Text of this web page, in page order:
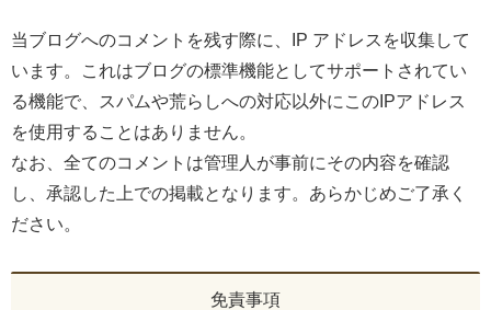
当ブログへのコメントを残す際に、IP アドレスを収集して
います。これはブログの標準機能としてサポートされてい
る機能で、スパムや荒らしへの対応以外にこのIPアドレス
を使用することはありません。
なお、全てのコメントは管理人が事前にその内容を確認
し、承認した上での掲載となります。あらかじめご了承く
ださい。
免責事項